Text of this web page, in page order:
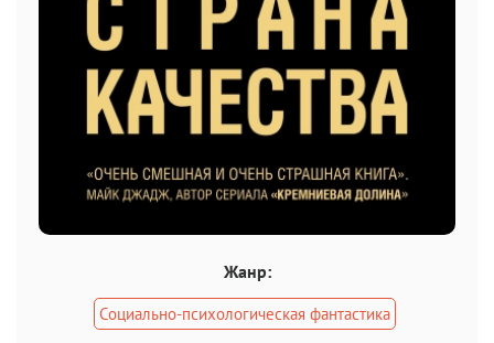
Жанр:
Социально-психологическая фантастика